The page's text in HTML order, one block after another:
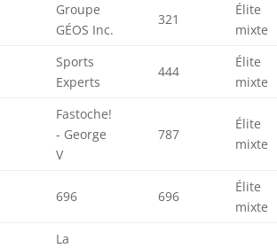
Groupe
GÉOS Inc.
321
Élite
mixte
Sports
Experts
444
Élite
mixte
Fastoche!
- George
V
787
Élite
mixte
696 696
Élite
mixte
La